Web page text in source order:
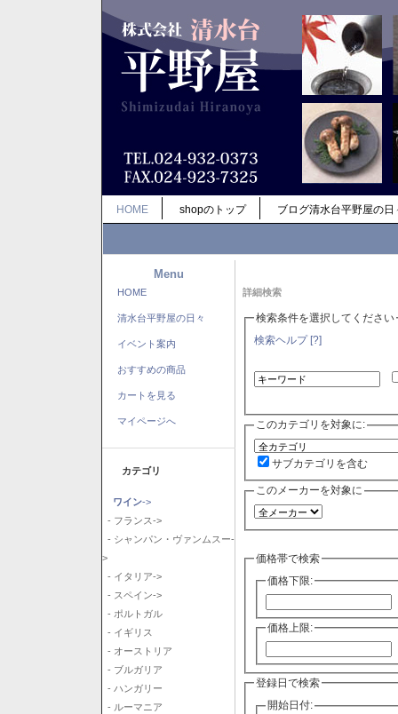
HOME shopのトップ ブログ清水台平野屋の日
Menu
HOME
清水台平野屋の日々
イベント案内
おすすめの商品
カートを見る
マイページへ
カテゴリ
ワイン->
- フランス->
- シャンパン・ヴァンムスー-
>
- イタリア->
- スペイン->
- ポルトガル
- イギリス
- オーストリア
- ブルガリア
- ハンガリー
- ルーマニア
詳細検索
検索条件を選択してください
検索ヘルプ [?]
このカテゴリを対象に:
サブカテゴリを含む
このメーカーを対象に
価格帯で検索
価格下限:
価格上限:
登録日で検索
開始日付: